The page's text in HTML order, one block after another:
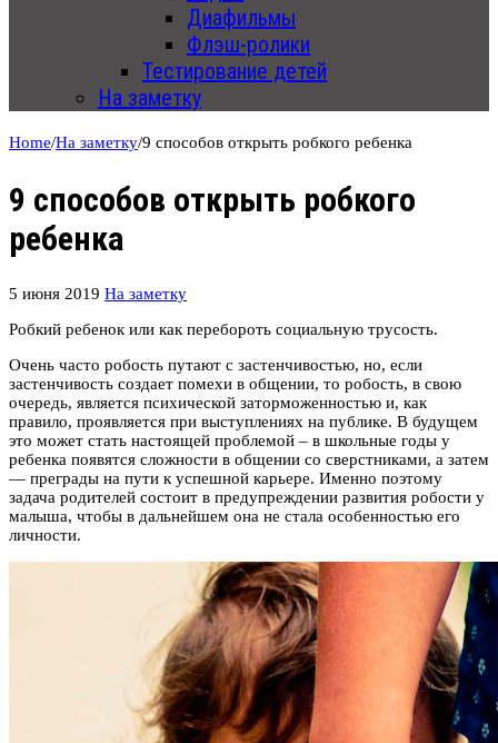
Диафильмы
Флэш-ролики
Тестирование детей
На заметку
Home/На заметку/9 способов открыть робкого ребенка
9 способов открыть робкого
ребенка
5 июня 2019 На заметку
Робкий ребенок или как перебороть социальную трусость.
Очень часто робость путают с застенчивостью, но, если
застенчивость создает помехи в общении, то робость, в свою
очередь, является психической заторможенностью и, как
правило, проявляется при выступлениях на публике. В будущем
это может стать настоящей проблемой – в школьные годы у
ребенка появятся сложности в общении со сверстниками, а затем
— преграды на пути к успешной карьере. Именно поэтому
задача родителей состоит в предупреждении развития робости у
малыша, чтобы в дальнейшем она не стала особенностью его
личности.